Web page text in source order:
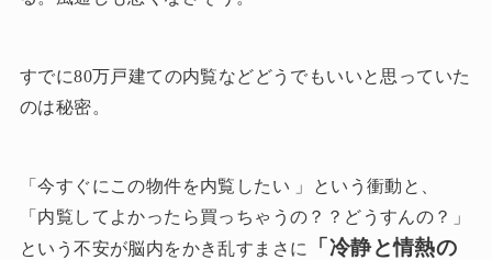
すでに80万戸建ての内覧などどうでもいいと思っていた
のは秘密。
「今すぐにこの物件を内覧したい 」という衝動と、
「内覧してよかったら買っちゃうの？？どうすんの？」
という不安が脳内をかき乱すまさに
「冷静と情熱の